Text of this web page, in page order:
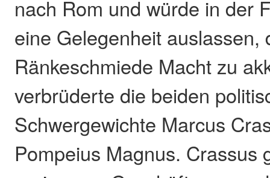
nach Rom und würde in der
eine Gelegenheit auslassen,
Ränkeschmiede Macht zu
verbrüderte die beiden
Schwergewichte Marcus
Pompeius Magnus. Crassus